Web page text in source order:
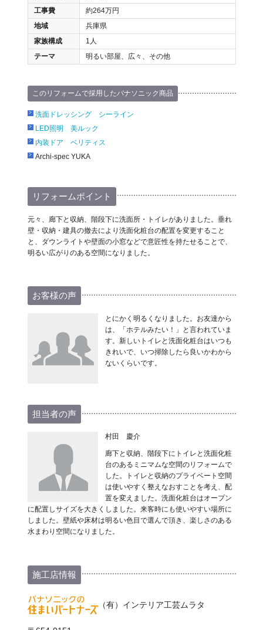
工事費
約264万円
地域
兵庫県
家族構成
1人
テーマ
明るい部屋、広々、その他
このリフォームで採用したパナソニック商品
洗面ドレッシング シーライン
LED照明 美ルック
内装ドア ベリティス
Archi-spec YUKA
リフォームポイント
元々、廊下と収納、階段下に洗面所・トイレがありました。垂れ
壁・収納・建具の撤去により洗面化粧台の配置を変更すること
と、ダウンライトや壁面の小窓などで意匠性を持たせることで、
明るい広がりのある空間になりました。
お客様の声
とにかく明るくなりました。お友達から
は、「ホテルみたい！」と言われていま
す。新しいトイレと洗面化粧台はいつも
きれいで、いつ掃除したら良いかわから
ないくらいです。
担当者の声
村田 慶介
廊下と収納、階段下にトイレと洗面化粧
台のあるミニマムな空間のリフォームで
した。トイレと収納のプライベート空間
は使いやすく整えなおすことを考え、配
置を変えました。洗面化粧台はオープン
に配置しサイズを大きくしました。来客時にも使いやすい場所に
しました。壁紙や床材は明るい色目で選んで頂き、楽しさのある
水まわり空間になりました。
施工店情報
（有）インテリア工芸ムラタ